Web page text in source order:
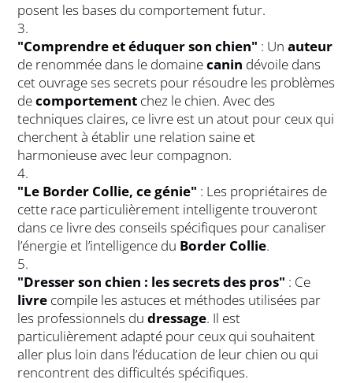
posent les bases du comportement futur.
"Comprendre et éduquer son chien" : Unauteur
de renommée dans le domainecanin dévoile dans
cet ouvrage ses secrets pour résoudre les problèmes
decomportement chez le chien. Avec des
techniques claires, ce livre est un atout pour ceux qui
cherchent à établir une relation saine et
harmonieuse avec leur compagnon.
"Le Border Collie, ce génie" : Les propriétaires de
cette race particulièrement intelligente trouveront
dans ce livre des conseils spécifiques pour canaliser
l’énergie et l’intelligence du Border Collie.
"Dresser son chien : les secrets des pros" : Ce
livre compile les astuces et méthodes utilisées par
les professionnels dudressage. Il est
particulièrement adapté pour ceux qui souhaitent
aller plus loin dans l’éducation de leur chien ou qui
rencontrent des difficultés spécifiques.